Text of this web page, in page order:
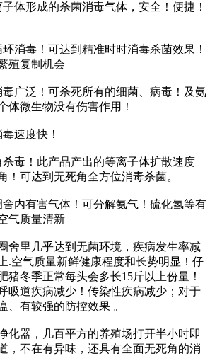
形成的杀菌消毒气体，安全！便捷！
毒！可达到精准时时消毒杀菌效果！
殖复制机会
泛！可杀死所有的细菌、病毒！及氨
体微生物没有伤害作用！
速度快！
！此产品产出的等离子体扩散速度
！可达到无死角全方位消毒杀菌。
有害气体！可分解氨气！硫化氢等有
气质量清新
里几乎达到无菌环境，疾病发生率减
.空气质量新鲜健康程度和长势明显！仔
猪冬季正常每头会多长15斤以上份量！
吸道疾病减少！传染性疾病减少；对于
、有较强的防控效果 。
器，几百平方的养殖场打开半小时即
，不在有异味，还具有全面无死角的消